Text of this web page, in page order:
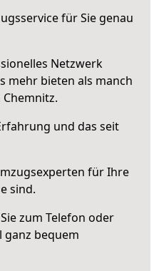
für Sie genau
Netzwerk
mehr bieten als manch
und das seit
für Ihre
sind.
zum Telefon oder
ganz bequem